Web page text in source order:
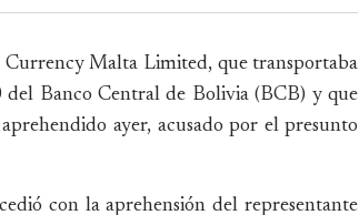
Currency Malta Limited, que transportaba
Banco Central de Bolivia (BCB) y que
ayer, acusado por el presunto
con la aprehensión del representante